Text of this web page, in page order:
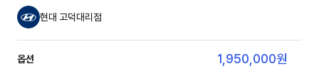
현대 고덕대리점
옵션 1,950,000원